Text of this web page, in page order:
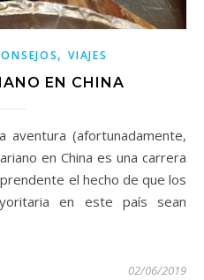
,VIAJES
EN CHINA
en China es una carrera
el hecho de que los
en este país sean
02/06/2019